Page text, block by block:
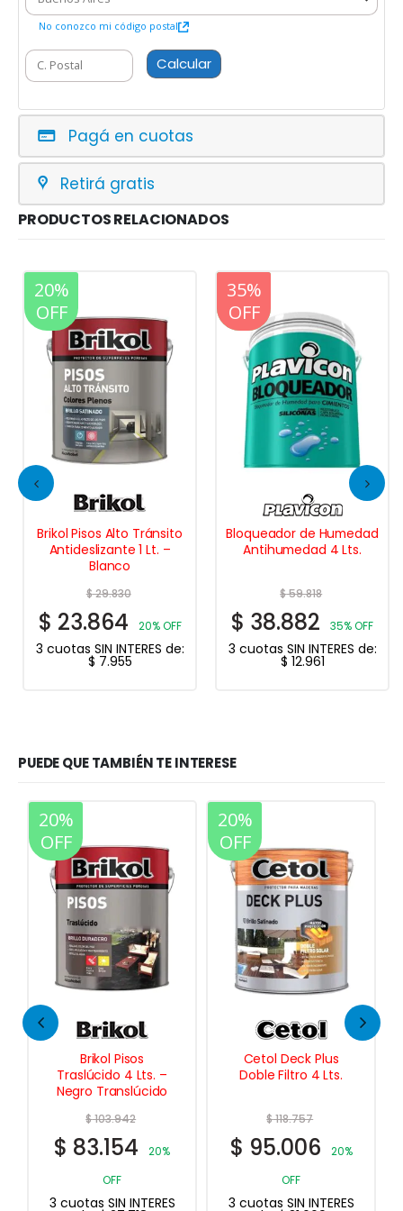
No conozco mi código postal
Calcular
Pagá en cuotas
Retirá gratis
PRODUCTOS RELACIONADOS
20%
OFF
Brikol Pisos Alto Tránsito
Antideslizante 1 Lt. –
Blanco
$29.830
$ 23.864 20% OFF
3 cuotas SIN INTERES de:
$ 7.955
20%
OFF
35%
OFF
Bloqueador de Humedad
Antihumedad 4 Lts.
$59.818
$ 38.882 35% OFF
3 cuotas SIN INTERES de:
$ 12.961
PUEDE QUE TAMBIÉN TE INTERESE
20%
OFF
Cetol Deck Plus
Doble Filtro 4 Lts.
$118.757
$95.006
20%
OFF
3 cuotas SIN INTERES
30%
OFF
20%
OFF
Alargue Prolongador
Múltiple de 5 Tomas
$23.904
$ 16.733
30%
OFF
3 cuotas SIN INTERES